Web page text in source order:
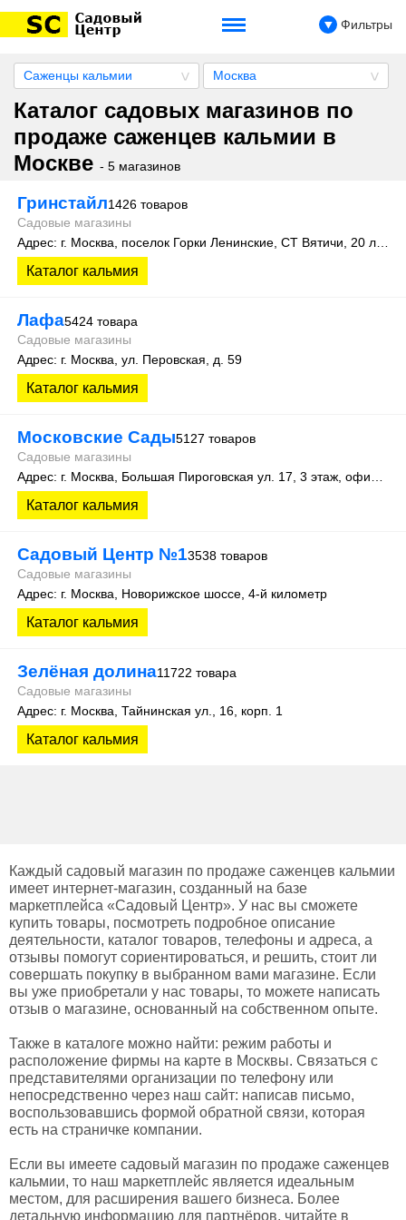
Фильтры
Саженцы кальмии Москва
Каталог садовых магазинов по
продаже саженцев кальмии в
Москве - 5 магазинов
Гринстайл1426 товаров
Садовые магазины
Каталог кальмия
Лафа5424 товара
Садовые магазины
Адрес: г. Москва, ул. Перовская, д. 59
Каталог кальмия
Московские Сады5127 товаров
Садовые магазины
Каталог кальмия
Садовый Центр №13538 товаров
Садовые магазины
Адрес: г. Москва, Новорижское шоссе, 4-й километр
Каталог кальмия
Зелёная долина11722 товара
Садовые магазины
Адрес: г. Москва, Тайнинская ул., 16, корп. 1
Каталог кальмия
Каждый садовый магазин по продаже саженцев кальмии
имеет интернет-магазин, созданный на базе
маркетплейса «Садовый Центр». У нас вы сможете
купить товары, посмотреть подробное описание
деятельности, каталог товаров, телефоны и адреса, а
отзывы помогут сориентироваться, и решить, стоит ли
совершать покупку в выбранном вами магазине. Если
вы уже приобретали у нас товары, то можете написать
отзыв о магазине, основанный на собственном опыте.
Также в каталоге можно найти: режим работы и
расположение фирмы на карте в Москвы. Связаться с
представителями организации по телефону или
непосредственно через наш сайт: написав письмо,
воспользовавшись формой обратной связи, которая
есть на страничке компании.
Если вы имеете садовый магазин по продаже саженцев
кальмии, то наш маркетплейс является идеальным
местом, для расширения вашего бизнеса. Более
детальную информацию для партнёров, читайте в